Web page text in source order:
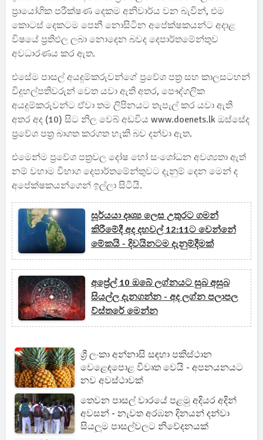
ප්‍රායෝගික පරීක්ෂණ දෙකම අනිවාර්ය වන බැවින්, එම
කොටස් දෙකටම පෙනී නොසිටින අපේක්ෂකයන්ට අදාළ
විෂයේ ප්‍රතිඵල ලබා නොදෙන බවද දෙපාර්තමේන්තුව
අවධාරණය කර ඇත.
එසේම පාසල් අයදුම්කරුවන්ගේ ප්‍රවේශ පත්‍ර සහ කාලසටහන්
විදුහල්පතිවරුන් වෙත යවා ඇති අතර, පෞද්ගලික
අයදුම්කරුවන්ට ඒවා තම ලිපිනයට තැපැල් කර යවා ඇති
අතර අද (10) සිට නිල වෙබ් අඩවිය www.doenets.lk ඔස්සේද
ප්‍රවේශ පත්‍ර බාගත කරගත හැකි බව දන්වා ඇත.
එමෙන්ම ප්‍රවේශ පත්‍රවල දෝෂ හෝ සංශෝධන අවශ්‍යතා ඇත්
නම් වහාම විභාග දෙපාර්තමේන්තුවට දැනුම් දෙන මෙන් ද
අපේක්ෂකයන්ගෙන් ඉල්ලා සිටියි.
සූර්යයා දෘශ්‍ය ලෙස උතුරට ගමන්
කිරීමේදී අද දහවල් 12:11ට වෙන්නේ
මේකයි - දිවයිනටම දැනුම්දීමක්
අප්‍රේල් 10 ඔබේ ලග්නයට සුබ අසුබ
සියල්ල දැනගන්න - අද ලග්න පලාපල
ව්ස්තරේ මෙන්න
ශ්‍රී ලංකා අන්නාසි සඳහා පකිස්ථාන
වෙළෙඳපොළ විවෘත වෙයි - අපනයනයට
නව අවස්ථාවක්
තෙවන පාසල් වාරයේ පළමු අදියර අදින්
අවසන් - නැවත අරඹන දිනයන් දන්වා
සියලුම පාසල්වලට නිවේදනයක්